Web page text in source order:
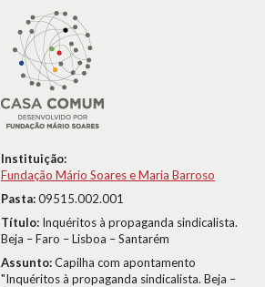
Instituição:
Fundação Mário Soares e Maria Barroso
Pasta:09515.002.001
Título: Inquéritos à propaganda sindicalista.
Beja – Faro – Lisboa – Santarém
Assunto:Capilha com apontamento
"Inquéritos à propaganda sindicalista. Beja –